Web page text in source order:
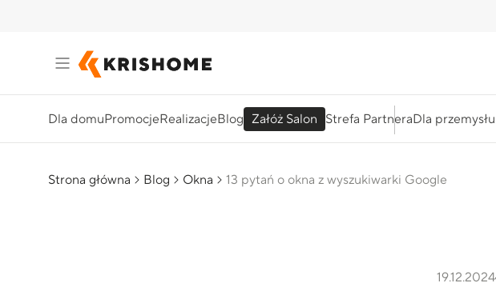
Dla domuPromocjeRealizacjeBlog Załóż Salon Strefa PartneraDla przemysłu
Strona główna Blog Okna 13 pytań o okna z wyszukiwarki Google
19.12.2024